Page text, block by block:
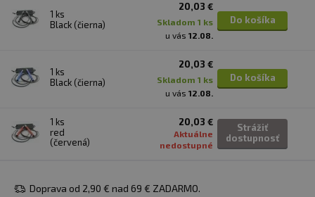
1 ks
Black (čierna)
20,03 €
skladom 1 ks
u vás 12.08.
Do košíka
1 ks
Black (čierna)
20,03 €
skladom 1 ks
u vás 12.08.
Do košíka
1 ks
red
(červená)
20,03 €
Aktuálne
nedostupné
Strážiť
dostupnosť
Doprava od 2,90 € nad 69 € ZADARMO.